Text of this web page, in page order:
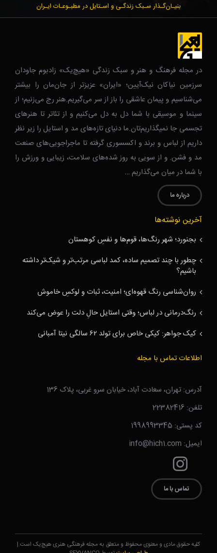
بنیـان‌گـذار سـبک زندگـی و اسـتایل در مطبـوعـات ایـران
در مجله فرهنگ و هنر و سبک زندگی‌ «هیچ‌یک» زادبوم جاودان
سرزمین نیاکان نیک‌‌‌آیین؛ «ایران» عزیزتر از جان‌مان را بیشتر
می‌شناسیم و پیمان عاشقی را باز از سر می‌گیریم.هنر رج می‌زنیم؛ از
سینما و موسیقی با شما دل به دل می‌کنیم و از تئاتر تا هنرهای
تجسمی جا نمیگذاریم‌تان.ما دنیای تازه‌های مد و استایل را زیر نظر
داریم از لباس و برند و اکسسوری گرفته تا ماجراجویی‌های صنعت
مد و فشن. و از سویی به روز شده‌های سلامت، زیبایی و ورزش را
با شما در میان می‌گذاریم …
درباره ما
آخرین نوشته‌ها
بجنورد؛ شهر رنگ‌ها، قوم‌ها و نفسِ کوهستان
چطور با چند تصمیم ساده، کمد لباسی مرتب‌تر و شیک‌تر داشته
باشیم؟
روان‌شناسی رنگ قهوه‌ای؛ امنیت، ثبات و لوکسِ خاموش
رنگ‌درمانی در لباس؛ وقتی استایل حالِ دلت را عوض می‌کند
کیک جواهر: کیکی خاص برای تولد ۶۲ سالگی نیتا آمبانی
اطلاعات تماس با مجله
آدرس: تهران، سعادت آباد، خیابان سرو غربی، پلاک 136
تلفن: 22382416
کد پستی: 1998993345
ایمیل: info@hich1.com
تماس با ما
کلیه حقوق مادی و معنوی محفوظ و متعلق به مجله فرهنگی هنری هیچ‌یک است.|